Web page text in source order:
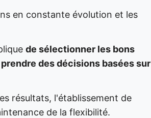
en constante évolution et les
de sélectionner les bons
des décisions basées sur
résultats, l'établissement de
de la flexibilité.